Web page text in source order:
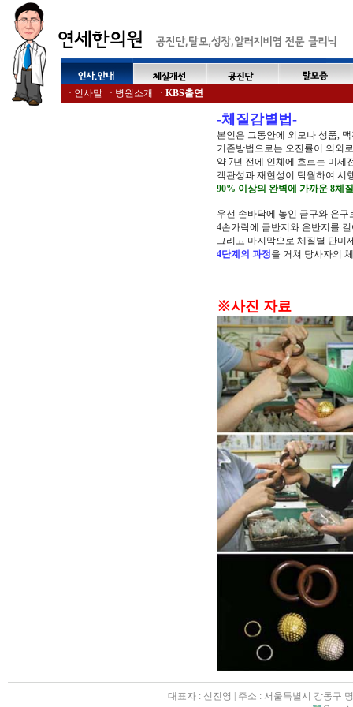
· 인사말 · 병원소개 · KBS출연
-체질감별법-
본인은 그동안에 외모나 성품,
기존방법으로는 오진률이 의외
약 7년 전에 인체에 흐르는 미세
객관성과 재현성이 탁월하여 시
90% 이상의 완벽에 가까운 8체
우선 손바닥에 놓인 금구와 은구
4손가락에 금반지와 은반지를
그리고 마지막으로 체질별 단미
4단계의 과정을 거쳐 당사자의
※사진 자료
대표자 : 신진영 | 주소 : 서울특별시 강동구